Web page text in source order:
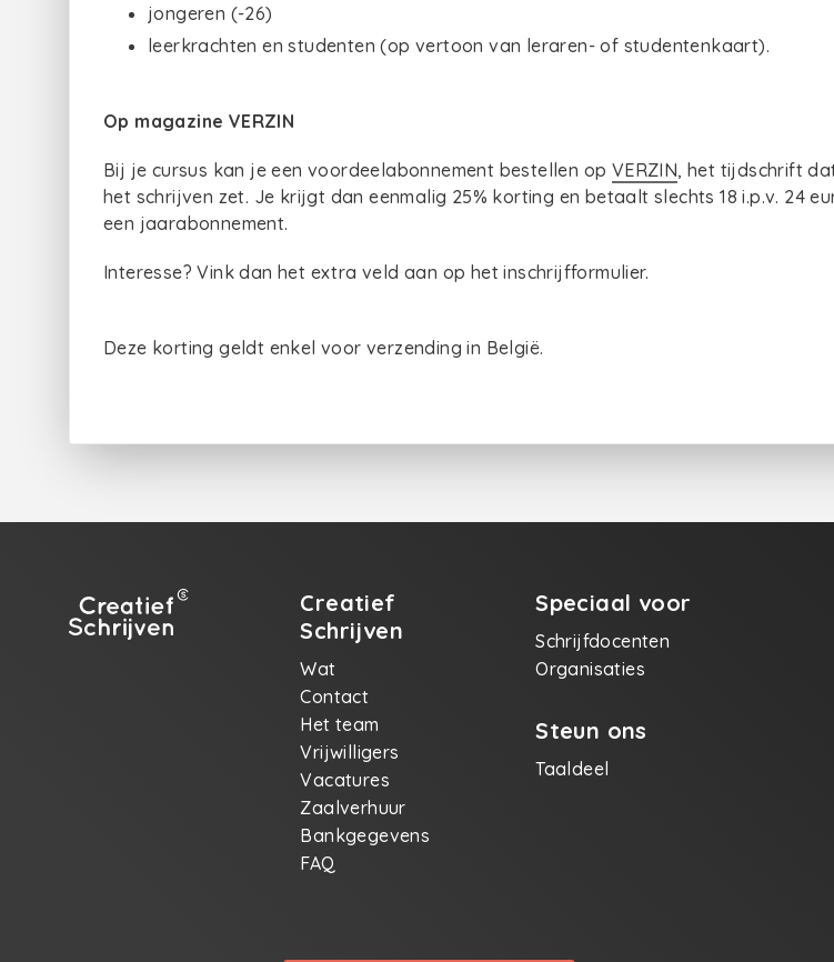
jongeren (-26)
leerkrachten en studenten (op vertoon van leraren- of studentenkaart).
Op magazine VERZIN
Bij je cursus kan je een voordeelabonnement bestellen op VERZIN, het tijdschrift
het schrijven zet. Je krijgt dan eenmalig 25% korting en betaalt slechts 18 i.p.v. 24
een jaarabonnement.
Interesse? Vink dan het extra veld aan op het inschrijfformulier.
Deze korting geldt enkel voor verzending in België.
Creatief
Schrijven
Wat
Contact
Het team
Vrijwilligers
Vacatures
Zaalverhuur
Bankgegevens
FAQ
Speciaal voor
Schrijfdocenten
Organisaties
Steun ons
Taaldeel